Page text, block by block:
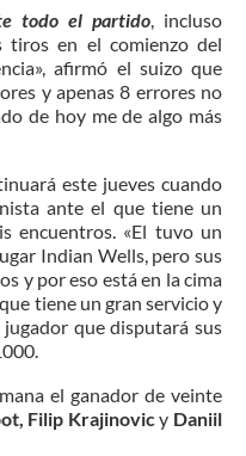
todo el partido, incluso
tiros en el comienzo del
afirmó el suizo que
y apenas 8 errores no
de hoy me de algo más
este jueves cuando
ante el que tiene un
encuentros. «El tuvo un
Indian Wells, pero sus
y por eso está en la cima
tiene un gran servicio y
que disputará sus
el ganador de veinte
Filip Krajinovicy Daniil